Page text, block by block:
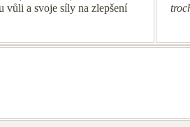
vůli a svoje síly na zlepšení